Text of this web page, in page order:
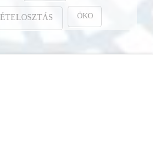
ÉTELOSZTÁS ÖKO